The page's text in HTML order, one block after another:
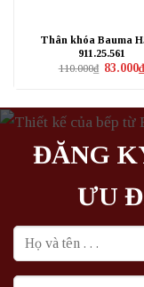
Thân khóa Bauma
911.25.561
110.000₫ Giá
83.000₫
ĐĂNG
ƯU